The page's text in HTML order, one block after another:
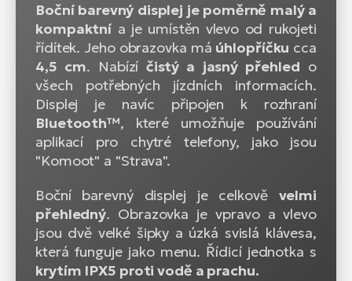
Boční barevný displej je poměrně malý a
kompaktní a je umístěn vlevo od rukojeti
řídítek. Jeho obrazovka má úhlopříčku cca
4,5 cm. Nabízí čistý a jasný přehled o
všech potřebných jízdních informacích.
Displej je navíc připojen k rozhraní
Bluetooth™, které umožňuje používání
aplikací pro chytré telefony, jako jsou
"Komoot" a "Strava".
Boční barevný displej je celkově velmi
přehledný. Obrazovka je vpravo a vlevo
jsou dvě velké šipky a úzká svislá klávesa,
která funguje jako menu. Řídicí jednotka s
krytím IPX5 proti vodě a prachu.